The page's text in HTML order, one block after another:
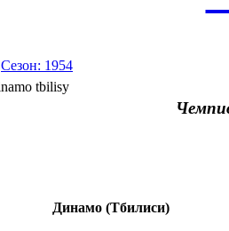
Сезон: 1954
Динамо (Тбилиси)